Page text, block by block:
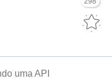
uma API